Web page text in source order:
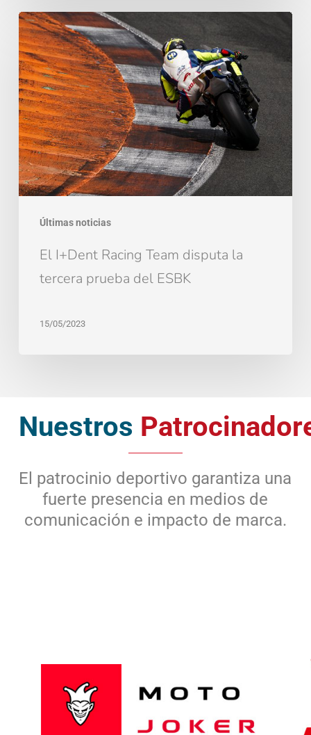
Últimas noticias
El
I+Dent
Racing
Team
disputa
la
tercera
prueba
del
El I+Dent Racing Team disputa la
tercera prueba del ESBK
15/05/2023
Nuestros
El patrocinio deportivo garantiza una
fuerte presencia en medios de
comunicación e impacto de marca.